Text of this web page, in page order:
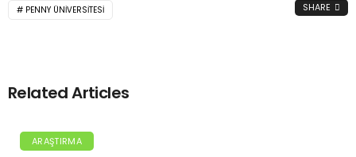
PENNY ÜNIVERSITESI SHARE
Related Articles
ARAŞTIRMA